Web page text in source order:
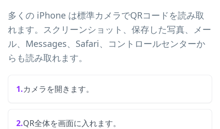
多くの iPhone は標準カメラでQRコードを読み取
れます。スクリーンショット、保存した写真、メー
ル、Messages、Safari、コントロールセンターか
らも読み取れます。
1.カメラを開きます。
2.QR全体を画面に入れます。